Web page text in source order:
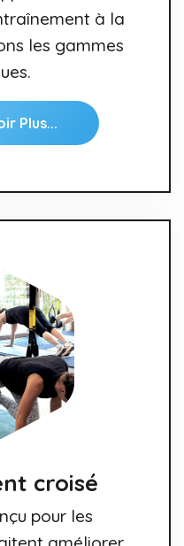
à la
les gammes
Plus...
croisé
pour les